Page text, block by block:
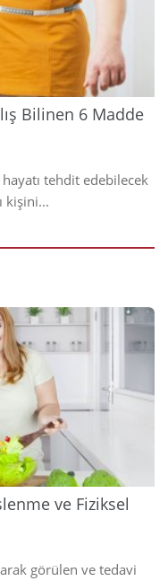
Bilinen 6 Madde
tehdit edebilecek
kişini...
2023
ve Fiziksel
görülen ve tedavi